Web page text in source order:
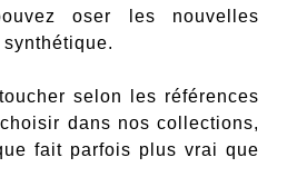
oser les nouvelles
selon les références
dans nos collections,
fait parfois plus vrai que